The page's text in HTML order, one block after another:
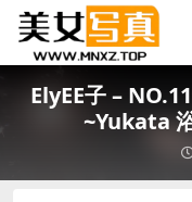
ElyEE子 –
~Yukata